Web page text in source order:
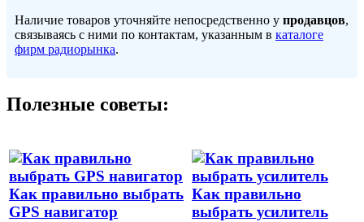
Наличие товаров уточняйте непосредственно у продавцов,
связываясь с ними по контактам, указанным в каталоге
фирм радиорынка.
Полезные советы:
Как правильно выбрать
GPS навигатор
Как правильно
выбрать усилитель